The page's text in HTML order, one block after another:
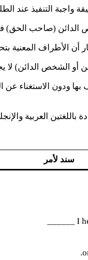
واجبة التنفيذ
الدائن (صاحب الحق)
الأطراف المعنية
الشخص الدائن) لا
بها ودون
العربية
سند لأمر
I